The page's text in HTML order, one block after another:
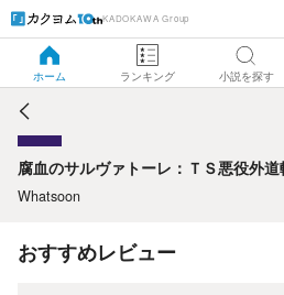
KADOKAWA Group
ホーム ランキング 小説を探す
腐血のサルヴァトーレ：ＴＳ悪役
腐血のサルヴァトーレ：ＴＳ悪役外道
Whatsoon
おすすめレビュー